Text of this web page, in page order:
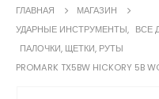
ГЛАВНАЯ
МАГАЗИН
УДАРНЫЕ ИНСТРУМЕНТЫ, ВСЕ
ПАЛОЧКИ, ЩЕТКИ, РУТЫ
PROMARK TX5BW HICKORY 5B